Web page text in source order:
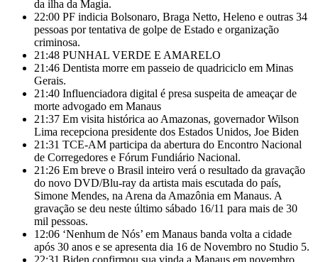
da ilha da Magia.
22:00 PF indicia Bolsonaro, Braga Netto, Heleno e outras 34
pessoas por tentativa de golpe de Estado e organização
criminosa.
21:48 PUNHAL VERDE E AMARELO
21:46 Dentista morre em passeio de quadriciclo em Minas
Gerais.
21:40 Influenciadora digital é presa suspeita de ameaçar de
morte advogado em Manaus
21:37 Em visita histórica ao Amazonas, governador Wilson
Lima recepciona presidente dos Estados Unidos, Joe Biden
21:31 TCE-AM participa da abertura do Encontro Nacional
de Corregedores e Fórum Fundiário Nacional.
21:26 Em breve o Brasil inteiro verá o resultado da gravação
do novo DVD/Blu-ray da artista mais escutada do país,
Simone Mendes, na Arena da Amazônia em Manaus. A
gravação se deu neste último sábado 16/11 para mais de 30
mil pessoas.
12:06 ‘Nenhum de Nós’ em Manaus banda volta a cidade
após 30 anos e se apresenta dia 16 de Novembro no Studio 5.
22:31 Biden confirmou sua vinda a Manaus em novembro.